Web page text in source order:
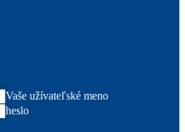
Vaše užívateľské meno
heslo